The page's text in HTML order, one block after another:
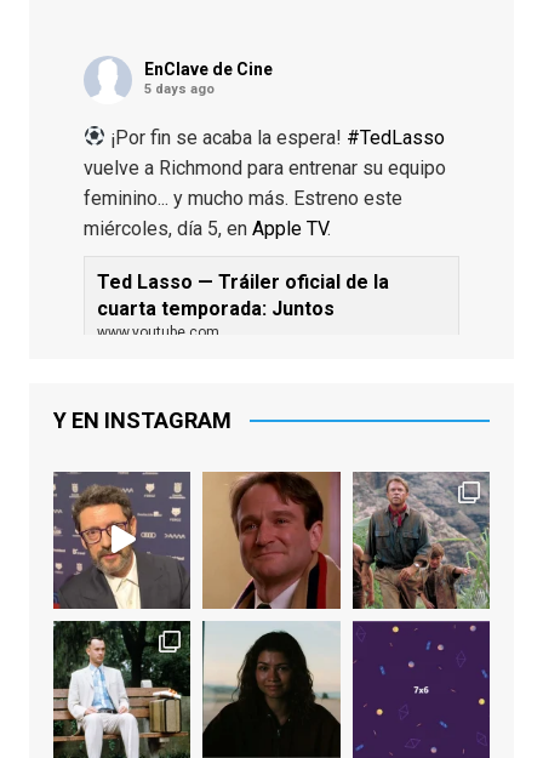
EnClave de Cine
5 days ago
¡Por fin se acaba la espera! #TedLasso
vuelve a Richmond para entrenar su equipo
feminino... y mucho más. Estreno este
miércoles, día 5, en Apple TV.
Ted Lasso — Tráiler oficial de la
cuarta temporada: Juntos
www.youtube.com
View on Facebook Share
EnClave de Cine
1 week ago
Sobrecogidos por la noticia de la muerte
de Manolo Solo, camaleónico actor andaluz
que nos ha brindado varias de las
interpretaciones más logradas de los
últimos años, tanto en cine como en
Y EN INSTAGRAM